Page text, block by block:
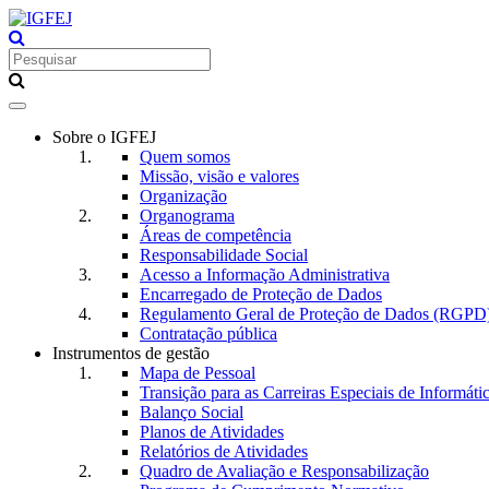
Toggle
navigationSobre o IGFEJ
Quem somos
Missão, visão e valores
Organização
Organograma
Áreas de competência
Responsabilidade Social
Acesso a Informação Administrativa
Encarregado de Proteção de Dados
Regulamento Geral de Proteção de Dados
Contratação pública
Instrumentos de gestão
Mapa de Pessoal
Transição para as Carreiras Especiais de
Balanço Social
Planos de Atividades
Relatórios de Atividades
Quadro de Avaliação e Responsabilização